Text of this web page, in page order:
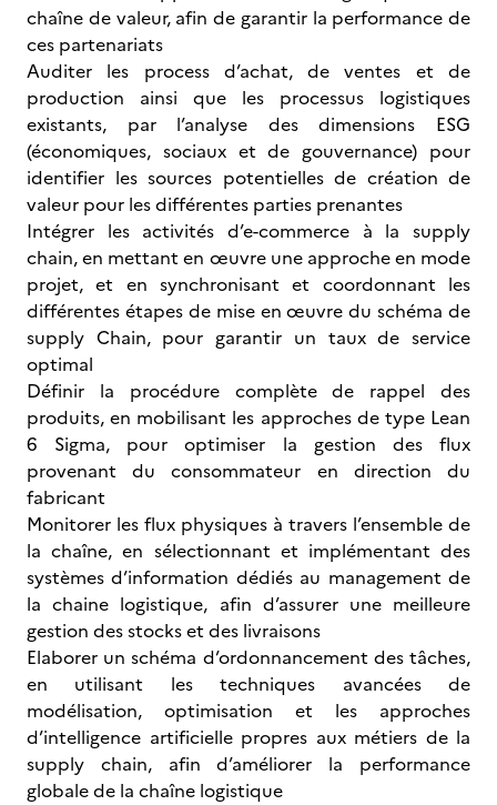
chaîne de valeur, afin de garantir la performance de
ces partenariats
Auditer les process d’achat, de ventes et de
production ainsi que les processus logistiques
existants, par l’analyse des dimensions ESG
(économiques, sociaux et de gouvernance) pour
identifier les sources potentielles de création de
valeur pour les différentes parties prenantes
Intégrer les activités d’e-commerce à la supply
chain, en mettant en œuvre une approche en mode
projet, et en synchronisant et coordonnant les
différentes étapes de mise en œuvre du schéma de
supply Chain, pour garantir un taux de service
optimal
Définir la procédure complète de rappel des
produits, en mobilisant les approches de type Lean
6 Sigma, pour optimiser la gestion des flux
provenant du consommateur en direction du
fabricant
Monitorer les flux physiques à travers l’ensemble de
la chaîne, en sélectionnant et implémentant des
systèmes d’information dédiés au management de
la chaine logistique, afin d’assurer une meilleure
gestion des stocks et des livraisons
Elaborer un schéma d’ordonnancement des tâches,
en utilisant les techniques avancées de
modélisation, optimisation et les approches
d’intelligence artificielle propres aux métiers de la
supply chain, afin d’améliorer la performance
globale de la chaîne logistique